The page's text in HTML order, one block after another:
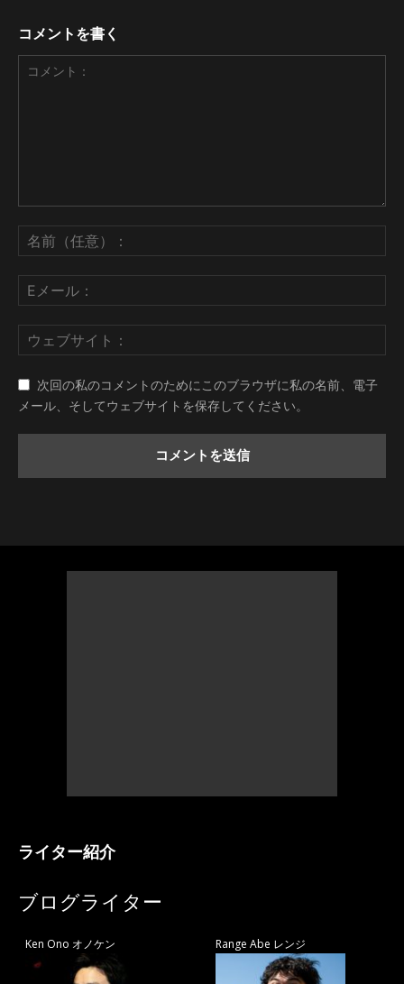
コメントを書く
次回の私のコメントのためにこのブラウザに私の名前、電子
メール、そしてウェブサイトを保存してください。
ライター紹介
ブログライター
Ken Ono オノケン Range Abe レンジ